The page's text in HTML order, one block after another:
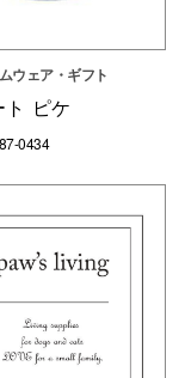
ウェア・ギフト
ト ピケ
0434